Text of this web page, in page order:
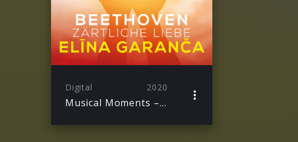
Digital 2020
Musical Moments – Elīna Garanča / Beethoven